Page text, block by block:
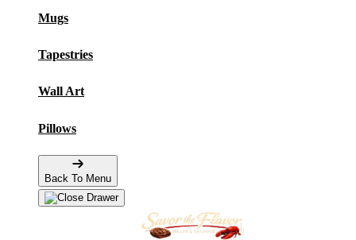
Mugs
Tapestries
Wall Art
Pillows
Back To Menu